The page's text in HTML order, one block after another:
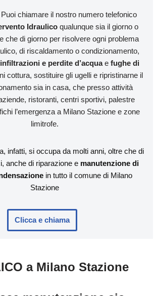
chiamare il nostro numero telefonico
Idraulicoqualunque sia il giorno o
che di giorno per risolvere ogni problema
di riscaldamento o condizionamento,
infiltrazioni e perdite d’acquae fughe di
cottura, sostituire gli ugelli e ripristinarne il
sia in casa, che presso attività
ristoranti, centri sportivi, palestre
l’emergenza a Milano Stazione e zone
limitrofe.
infatti, si occupa da molti anni, oltre che di
anche di riparazione e manutenzione di
in tutto il comune di Milano
Stazione
Clicca e chiama
a Milano Stazione